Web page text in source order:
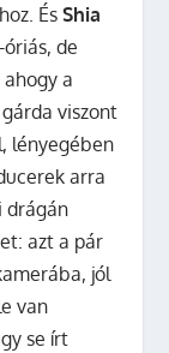
ÉsShia
de
a
viszont
lényegében
arra
drágán
azt a pár
jól
van
se írt